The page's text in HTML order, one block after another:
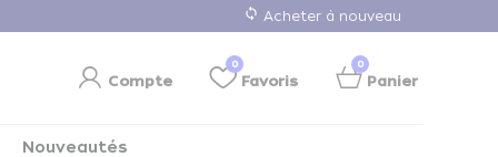
loop Acheter à nouveau
Compte
0
Favoris
0
Panier
Nouveautés